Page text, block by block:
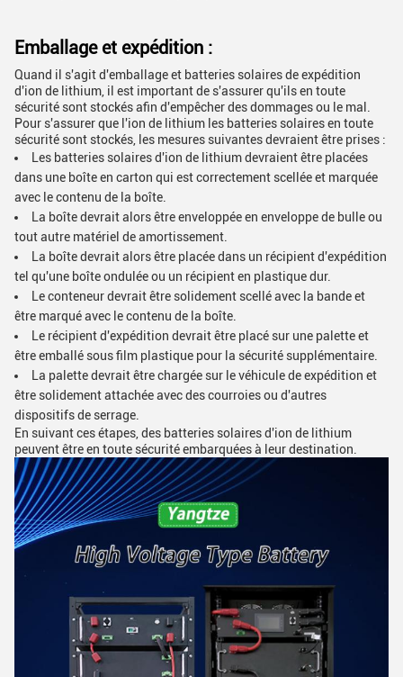
Emballage et expédition :
Quand il s'agit d'emballage et batteries solaires de expédition
d'ion de lithium, il est important de s'assurer qu'ils en toute
sécurité sont stockés afin d'empêcher des dommages ou le mal.
Pour s'assurer que l'ion de lithium les batteries solaires en toute
sécurité sont stockés, les mesures suivantes devraient être prises :
Les batteries solaires d'ion de lithium devraient être placées
dans une boîte en carton qui est correctement scellée et marquée
avec le contenu de la boîte.
La boîte devrait alors être enveloppée en enveloppe de bulle ou
tout autre matériel de amortissement.
La boîte devrait alors être placée dans un récipient d'expédition
tel qu'une boîte ondulée ou un récipient en plastique dur.
Le conteneur devrait être solidement scellé avec la bande et
être marqué avec le contenu de la boîte.
Le récipient d'expédition devrait être placé sur une palette et
être emballé sous film plastique pour la sécurité supplémentaire.
La palette devrait être chargée sur le véhicule de expédition et
être solidement attachée avec des courroies ou d'autres
dispositifs de serrage.
En suivant ces étapes, des batteries solaires d'ion de lithium
peuvent être en toute sécurité embarquées à leur destination.